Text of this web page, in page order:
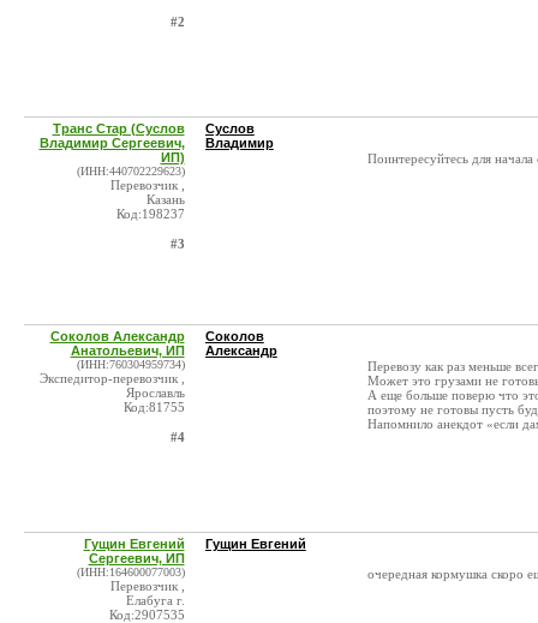
#2
Транс Стар (Суслов
Владимир Сергеевич,
ИП)
(ИНН:440702229623)
Перевозчик ,
Казань
Код:198237
#3
Суслов
Владимир
Поинтересуйтесь для
Соколов Александр
Анатольевич, ИП
(ИНН:760304959734)
Экспедитор-перевозчик ,
Ярославль
Код:81755
#4
Соколов
Александр
Перевозу как раз меньше
Может это грузами не
А еще больше поверю что
поэтому не готовы пусть
Напомнило анекдот «если
Гущин Евгений
Сергеевич, ИП
(ИНН:164600077003)
Перевозчик ,
Елабуга г.
Код:2907535
Гущин Евгений
очередная кормушка скоро